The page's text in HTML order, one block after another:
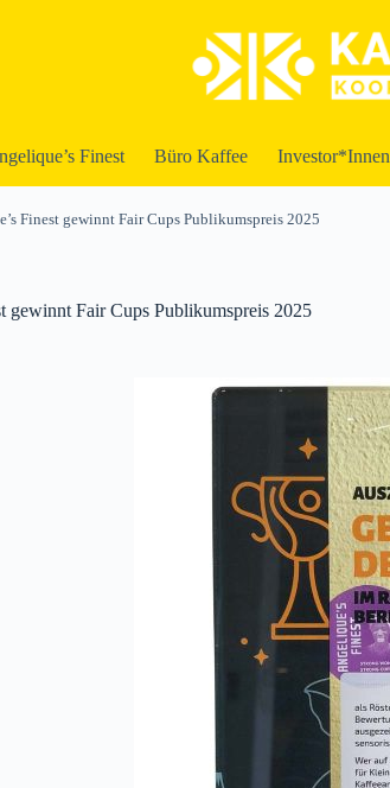
Finest Büro Kaffee Investor*Innen
Finest gewinnt Fair Cups Publikumspreis 2025
gewinnt Fair Cups Publikumspreis 2025